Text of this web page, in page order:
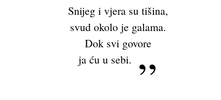
Snijeg i vjera su tišina,
svud okolo je galama.
Dok svi govore
ja ću u sebi.